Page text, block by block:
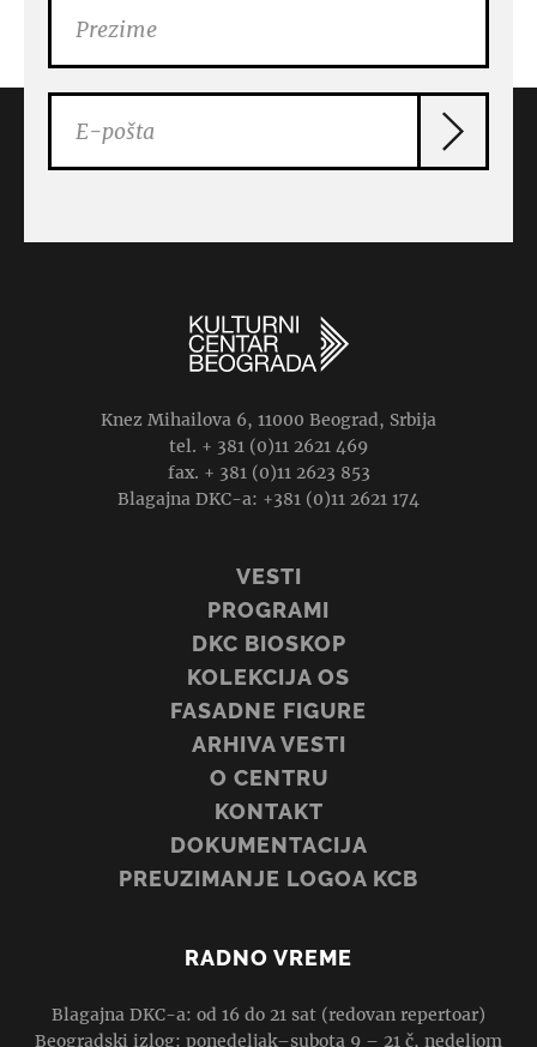
Knez Mihailova 6, 11000 Beograd, Srbija
tel. + 381 (0)11 2621 469
fax. + 381 (0)11 2623 853
Blagajna DKC-a: +381 (0)11 2621 174
VESTI
PROGRAMI
DKC BIOSKOP
KOLEKCIJA OS
FASADNE FIGURE
ARHIVA VESTI
O CENTRU
KONTAKT
DOKUMENTACIJA
PREUZIMANJE LOGOA KCB
RADNO VREME
Blagajna DKC-a: od 16 do 21 sat (redovan repertoar)
Beogradski izlog: ponedeljak–subota 9 – 21 č, nedeljom